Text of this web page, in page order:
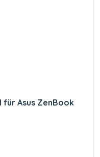
Asus ZenBook